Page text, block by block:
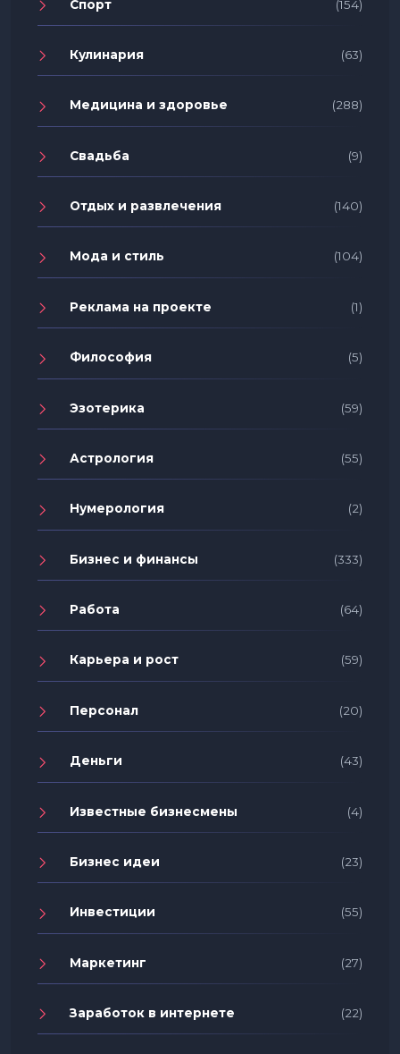
Спорт (154)
Кулинария (63)
Медицина и здоровье (288)
Свадьба (9)
Отдых и развлечения (140)
Мода и стиль (104)
Реклама на проекте (1)
Философия (5)
Эзотерика (59)
Астрология (55)
Нумерология (2)
Бизнес и финансы (333)
Работа (64)
Карьера и рост (59)
Персонал (20)
Деньги (43)
Известные бизнесмены (4)
Бизнес идеи (23)
Инвестиции (55)
Маркетинг (27)
Заработок в интернете (22)